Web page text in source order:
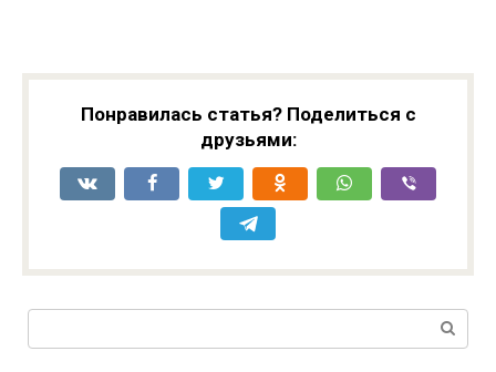
Понравилась статья? Поделиться с
друзьями: